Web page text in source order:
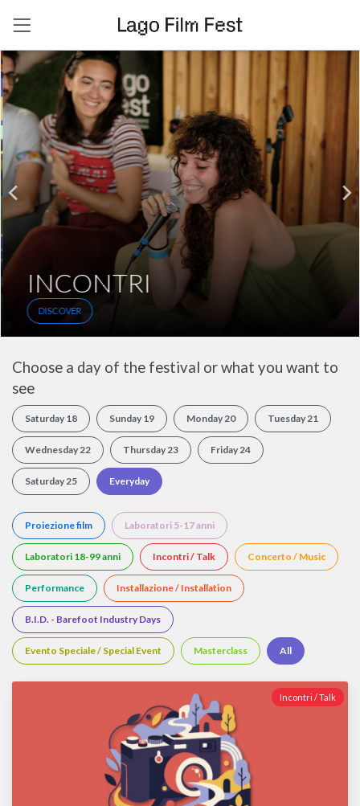
INCONTRI
DISCOVER
Choose a day of the festival or what you want to
see
Saturday 18 Sunday 19 Monday 20 Tuesday 21
Wednesday 22 Thursday 23 Friday 24
Saturday 25 Everyday
Proiezione film Laboratori 5-17 anni
Laboratori 18-99 anni Incontri / Talk Concerto / Music
Performance Installazione / Installation
B.I.D. - Barefoot Industry Days
Evento Speciale / Special Event Masterclass All
Incontri / Talk